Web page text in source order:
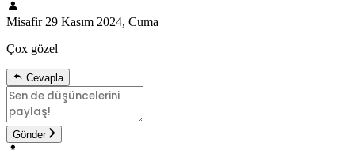
Misafir 29 Kasım 2024, Cuma
Çox gözel
Cevapla
Gönder